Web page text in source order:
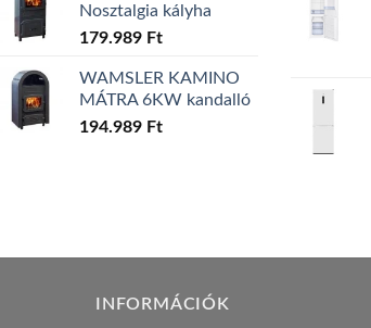
Nosztalgia kályha
179.989 Ft
WAMSLER KAMINO
MÁTRA 6KW kandalló
194.989 Ft
INFORMÁCIÓK